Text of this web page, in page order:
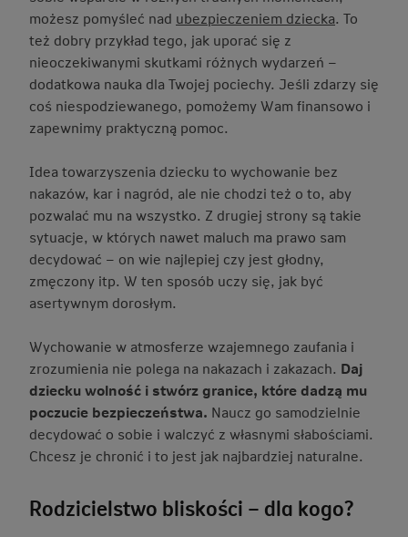
możesz pomyśleć nad ubezpieczeniem dziecka. To
też dobry przykład tego, jak uporać się z
nieoczekiwanymi skutkami różnych wydarzeń –
dodatkowa nauka dla Twojej pociechy. Jeśli zdarzy się
coś niespodziewanego, pomożemy Wam finansowo i
zapewnimy praktyczną pomoc.
Idea towarzyszenia dziecku to wychowanie bez
nakazów, kar i nagród, ale nie chodzi też o to, aby
pozwalać mu na wszystko. Z drugiej strony są takie
sytuacje, w których nawet maluch ma prawo sam
decydować – on wie najlepiej czy jest głodny,
zmęczony itp. W ten sposób uczy się, jak być
asertywnym dorosłym.
Wychowanie w atmosferze wzajemnego zaufania i
zrozumienia nie polega na nakazach i zakazach. Daj
dziecku wolność i stwórz granice, które dadzą mu
poczucie bezpieczeństwa. Naucz go samodzielnie
decydować o sobie i walczyć z własnymi słabościami.
Chcesz je chronić i to jest jak najbardziej naturalne.
Rodzicielstwo bliskości – dla kogo?